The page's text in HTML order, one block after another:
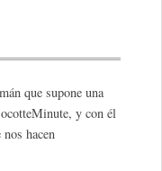
que supone una
y con él
hacen